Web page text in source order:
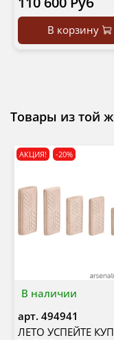
В корзину
Товары из той
В наличии
АКЦИЯ! -20%
арт. 494941
ЛЕТО УСПЕЙТЕ